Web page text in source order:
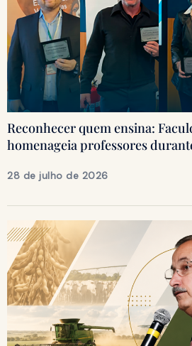
Reconhecer quem ensina:
homenageia professores
28 de julho de 2026